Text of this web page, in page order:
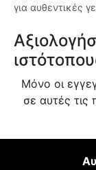
για αυθεντικές
Μόνο οι
σε αυτές τις